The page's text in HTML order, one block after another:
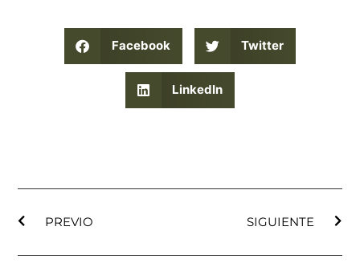
Facebook Twitter
LinkedIn
PREVIO SIGUIENTE